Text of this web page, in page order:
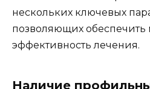
нескольких ключевых
позволяющих
эффективность лечения.
Наличие